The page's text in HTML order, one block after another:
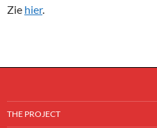
Zie hier.
THE PROJECT